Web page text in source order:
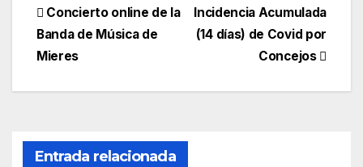
Navegación
de
entradas
Incidencia Acumulada
(14 días) de Covid por
Concejos
Concierto online de la
Banda de Música de
Mieres
Entrada relacionada